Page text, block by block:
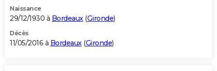
Naissance
29/12/1930 à Bordeaux(Gironde)
Décès
11/05/2016 à Bordeaux(Gironde)